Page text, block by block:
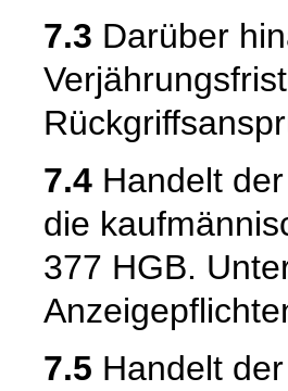
7.3 Darüber
7.4 Handelt
die
377 HGB.
7.5 Handelt